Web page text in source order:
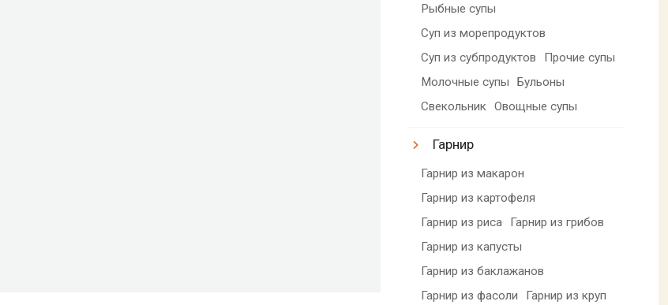
Рыбные супы
Суп из морепродуктов
Суп из субпродуктов
Прочие супы
Молочные супы
Бульоны
Свекольник Овощные супы
Гарнир
Гарнир из макарон
Гарнир из картофеля
Гарнир из риса
Гарнир из грибов
Гарнир из капусты
Гарнир из баклажанов
Гарнир из фасоли
Гарнир из круп